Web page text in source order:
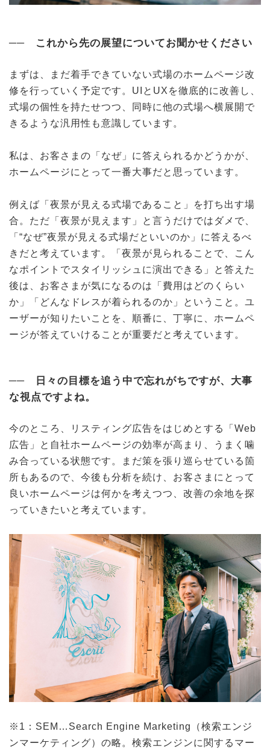
── これから先の展望についてお聞かせください
まずは、まだ着手できていない式場のホームページ改
修を行っていく予定です。UIとUXを徹底的に改善し、
式場の個性を持たせつつ、同時に他の式場へ横展開で
きるような汎用性も意識しています。
私は、お客さまの「なぜ」に答えられるかどうかが、
ホームページにとって一番大事だと思っています。
例えば「夜景が見える式場であること」を打ち出す場
合。ただ「夜景が見えます」と言うだけではダメで、
「“なぜ”夜景が見える式場だといいのか」に答えるべ
きだと考えています。「夜景が見られることで、こん
なポイントでスタイリッシュに演出できる」と答えた
後は、お客さまが気になるのは「費用はどのくらい
か」「どんなドレスが着られるのか」ということ。ユ
ーザーが知りたいことを、順番に、丁寧に、ホームペ
ージが答えていけることが重要だと考えています。
── 日々の目標を追う中で忘れがちですが、大事
な視点ですよね。
今のところ、リスティング広告をはじめとする「Web
広告」と自社ホームページの効率が高まり、うまく噛
み合っている状態です。まだ策を張り巡らせている箇
所もあるので、今後も分析を続け、お客さまにとって
良いホームページは何かを考えつつ、改善の余地を探
っていきたいと考えています。
※1：SEM…Search Engine Marketing（検索エンジ
ンマーケティング）の略。検索エンジンに関するマー